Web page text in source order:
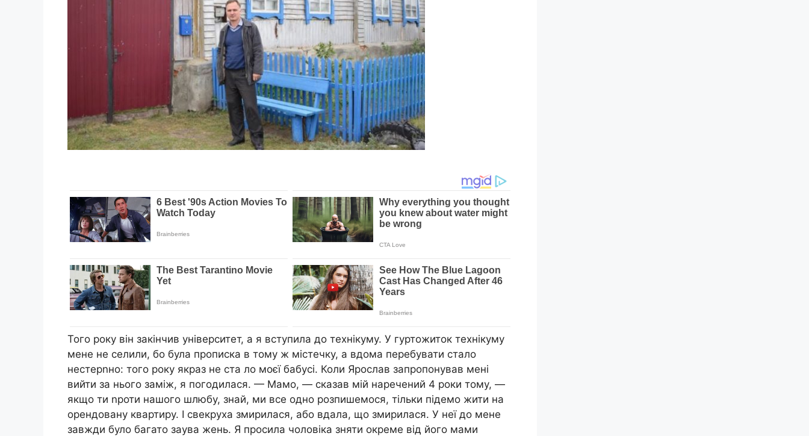
Того року він закінчив університет, а я вступила до технікуму. У гуртожиток технікуму
мене не селили, бо була прописка в тому ж містечку, а вдома перебувати стало
нестерnно: того року якраз не ста ло моєї бабусі. Коли Ярослав запропонував мені
вийти за нього заміж, я погодилася. — Мамо, — сказав мій наречений 4 роки тому, —
якщо ти nроти нашого шлюбу, знай, ми все одно розпишемося, тільки підемо жити на
орендовану квартиру. І свекруха змирилася, або вдала, що змирилася. У неї до мене
завжди було багато заува жень. Я просила чоловіка зняти окреме від його мами